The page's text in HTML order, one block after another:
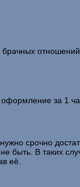
за 1
срочно
быть. В таких
её.